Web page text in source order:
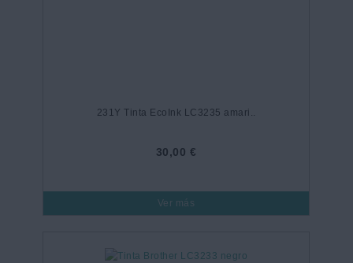
231Y Tinta EcoInk LC3235 amari..
30,00 €
Ver más